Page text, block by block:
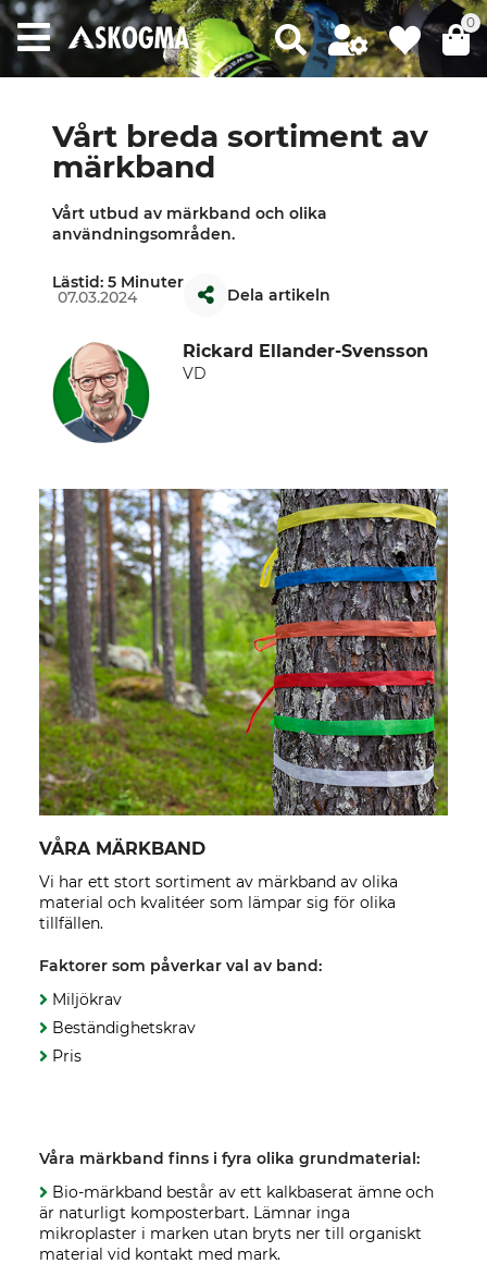
0
Vårt breda sortiment av
märkband
Vårt utbud av märkband och olika
användningsområden.
07.03.2024
Lästid: 5 Minuter
Dela artikeln
Rickard Ellander-Svensson
VD
VÅRA MÄRKBAND
Vi har ett stort sortiment av märkband av olika
material och kvalitéer som lämpar sig för olika
tillfällen.
Faktorer som påverkar val av band:
Miljökrav
Beständighetskrav
Pris
Våra märkband finns i fyra olika grundmaterial:
Bio-märkband består av ett kalkbaserat ämne och
är naturligt komposterbart. Lämnar inga
mikroplaster i marken utan bryts ner till organiskt
material vid kontakt med mark.